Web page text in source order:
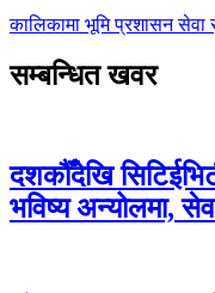
कालिकामा भूमि प्रशासन सेवा
सम्बन्धित खवर
दशकौँदेखि
भविष्य अन्योलमा,